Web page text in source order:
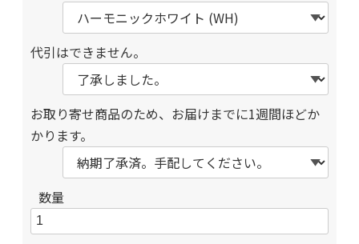
代引はできません。
お取り寄せ商品のため、お届けまでに1週間ほどか
かります。
数量